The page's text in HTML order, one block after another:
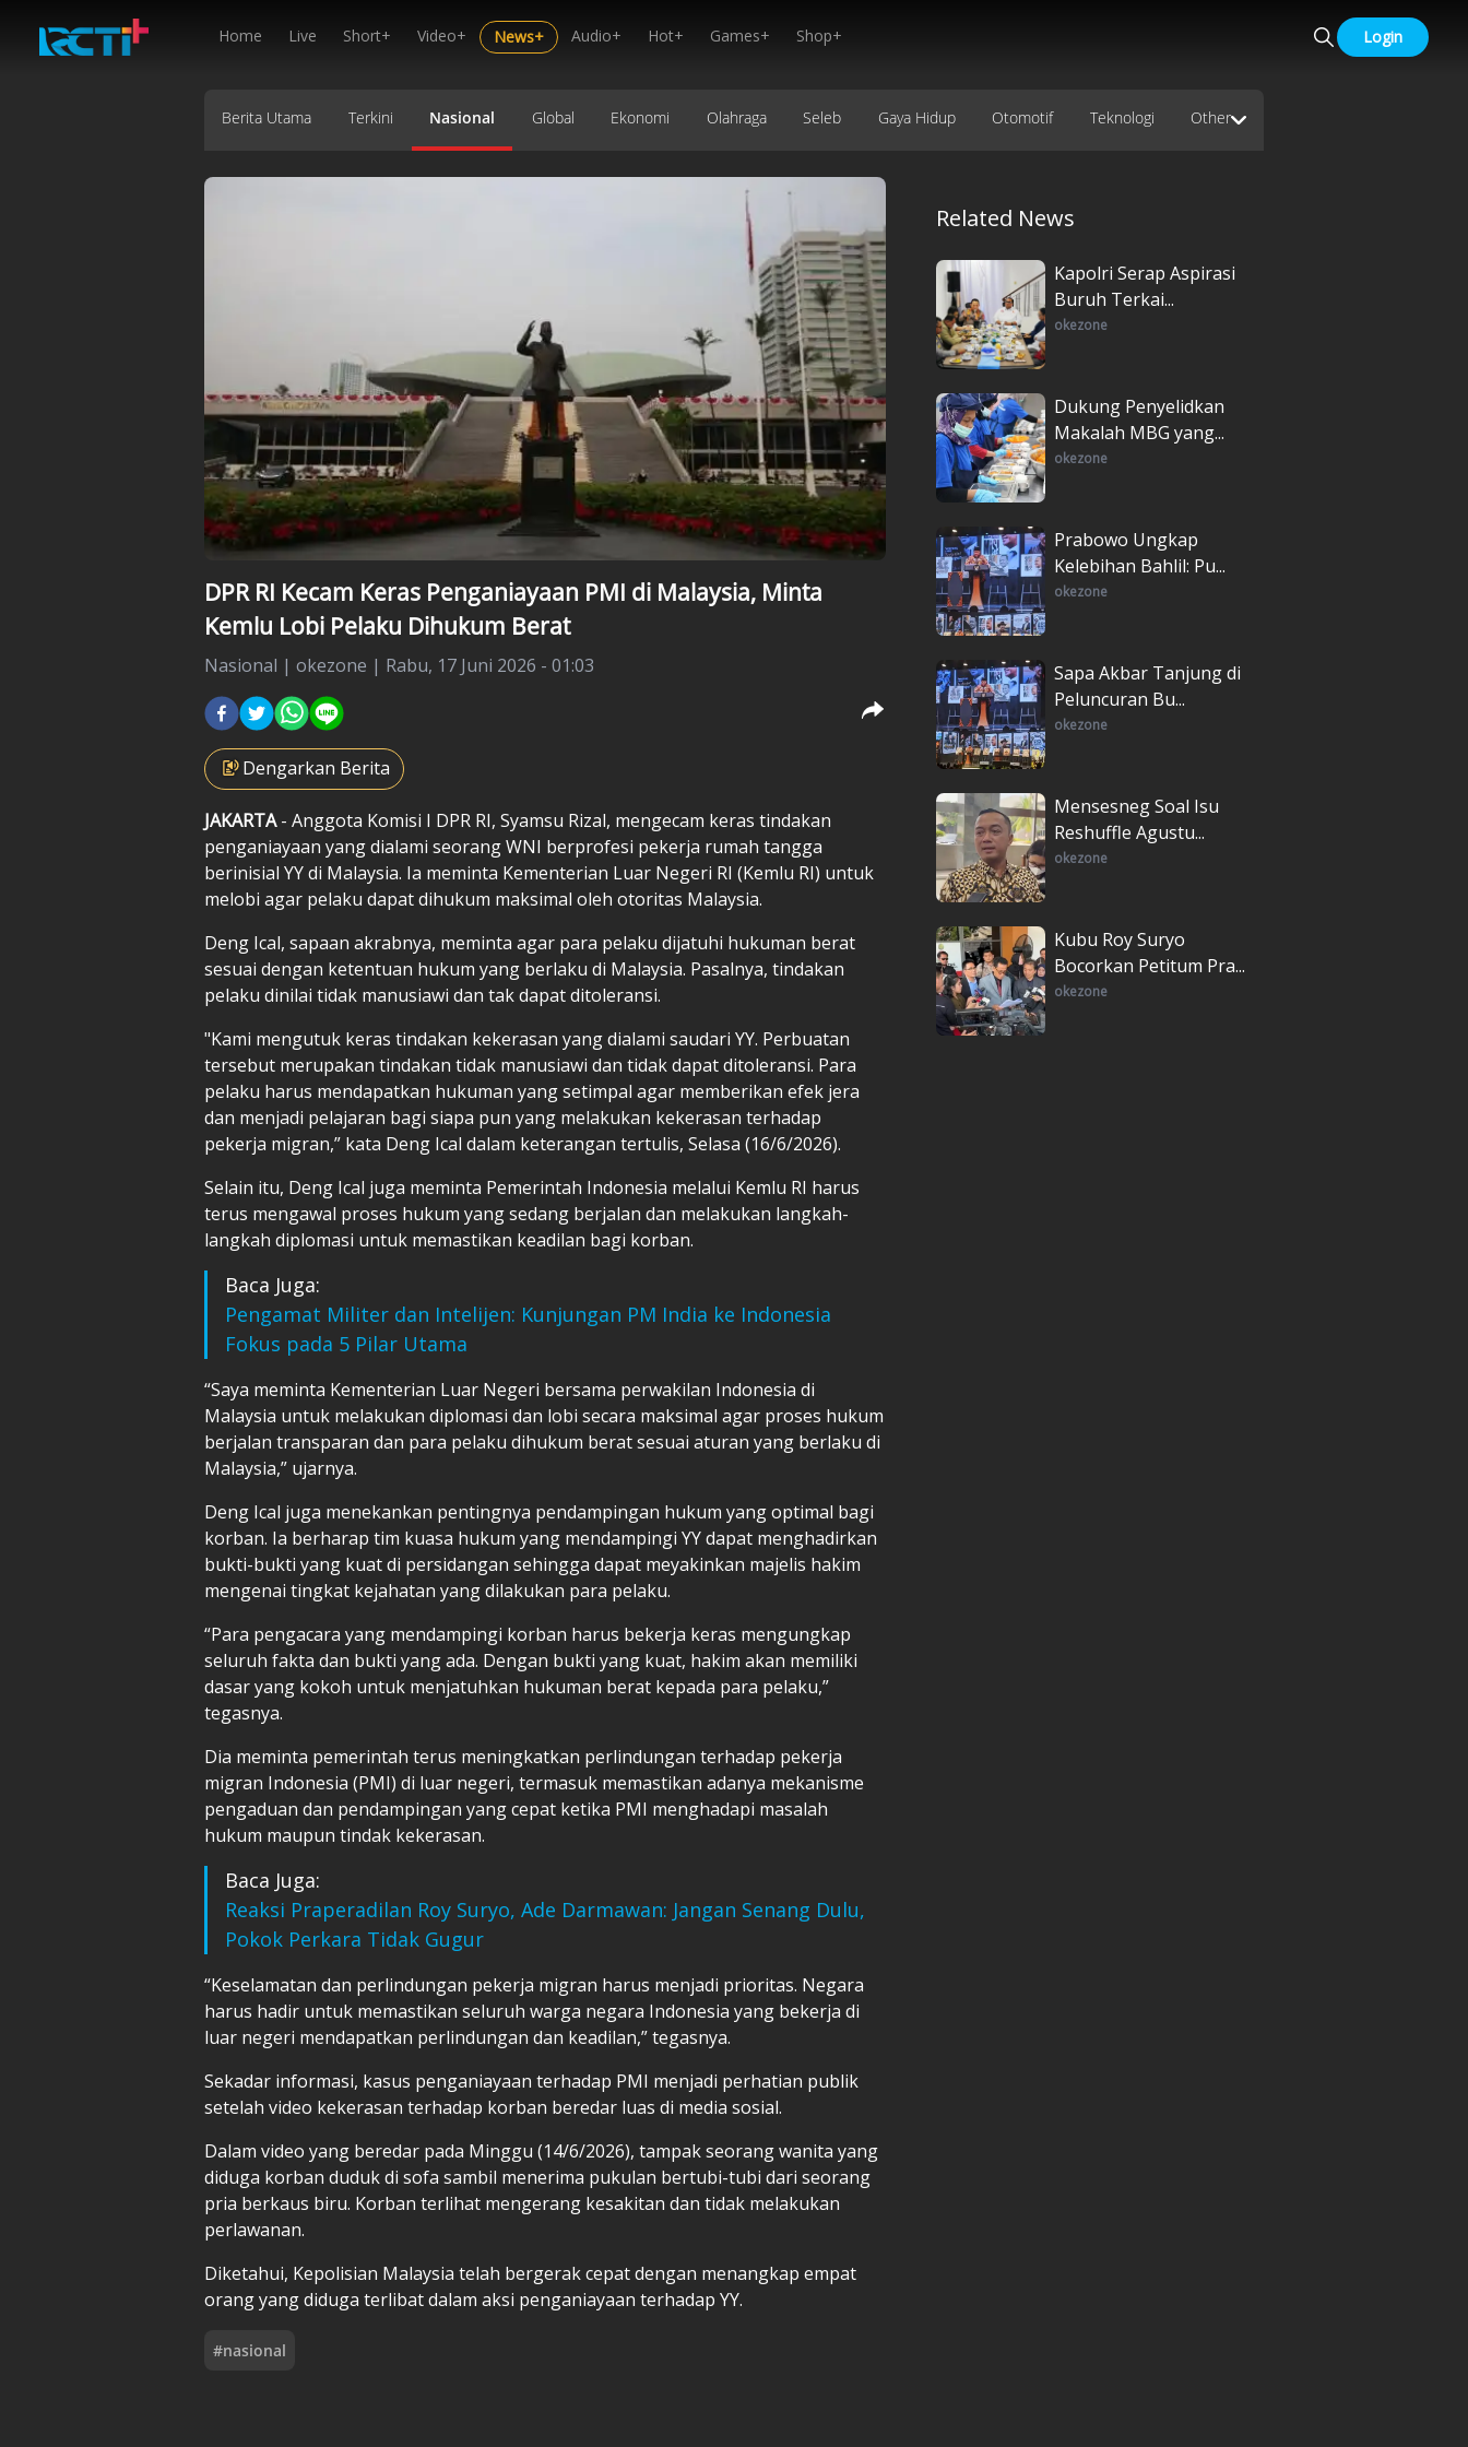
Home Live Short+ Video+ News+ Audio+ Hot+ Games+ Shop+ Login
Berita Utama Terkini Nasional Global Ekonomi Olahraga Seleb Gaya Hidup Otomotif Teknologi Other
DPR RI Kecam Keras Penganiayaan PMI di Malaysia, Minta
Kemlu Lobi Pelaku Dihukum Berat
Nasional | okezone | Rabu, 17 Juni 2026 - 01:03
Dengarkan Berita
JAKARTA- Anggota Komisi I DPR RI, Syamsu Rizal, mengecam keras tindakan
penganiayaan yang dialami seorang WNI berprofesi pekerja rumah tangga
berinisial YY di Malaysia. Ia meminta Kementerian Luar Negeri RI (Kemlu RI) untuk
melobi agar pelaku dapat dihukum maksimal oleh otoritas Malaysia.
Deng Ical, sapaan akrabnya, meminta agar para pelaku dijatuhi hukuman berat
sesuai dengan ketentuan hukum yang berlaku di Malaysia. Pasalnya, tindakan
pelaku dinilai tidak manusiawi dan tak dapat ditoleransi.
"Kami mengutuk keras tindakan kekerasan yang dialami saudari YY. Perbuatan
tersebut merupakan tindakan tidak manusiawi dan tidak dapat ditoleransi. Para
pelaku harus mendapatkan hukuman yang setimpal agar memberikan efek jera
dan menjadi pelajaran bagi siapa pun yang melakukan kekerasan terhadap
pekerja migran,” kata Deng Ical dalam keterangan tertulis, Selasa (16/6/2026).
Selain itu, Deng Ical juga meminta Pemerintah Indonesia melalui Kemlu RI harus
terus mengawal proses hukum yang sedang berjalan dan melakukan langkah-
langkah diplomasi untuk memastikan keadilan bagi korban.
Baca Juga:
Pengamat Militer dan Intelijen: Kunjungan PM India ke Indonesia
Fokus pada 5 Pilar Utama
“Saya meminta Kementerian Luar Negeri bersama perwakilan Indonesia di
Malaysia untuk melakukan diplomasi dan lobi secara maksimal agar proses hukum
berjalan transparan dan para pelaku dihukum berat sesuai aturan yang berlaku di
Malaysia,” ujarnya.
Deng Ical juga menekankan pentingnya pendampingan hukum yang optimal bagi
korban. Ia berharap tim kuasa hukum yang mendampingi YY dapat menghadirkan
bukti-bukti yang kuat di persidangan sehingga dapat meyakinkan majelis hakim
mengenai tingkat kejahatan yang dilakukan para pelaku.
“Para pengacara yang mendampingi korban harus bekerja keras mengungkap
seluruh fakta dan bukti yang ada. Dengan bukti yang kuat, hakim akan memiliki
dasar yang kokoh untuk menjatuhkan hukuman berat kepada para pelaku,”
tegasnya.
Dia meminta pemerintah terus meningkatkan perlindungan terhadap pekerja
migran Indonesia (PMI) di luar negeri, termasuk memastikan adanya mekanisme
pengaduan dan pendampingan yang cepat ketika PMI menghadapi masalah
hukum maupun tindak kekerasan.
Baca Juga:
Reaksi Praperadilan Roy Suryo, Ade Darmawan: Jangan Senang Dulu,
Pokok Perkara Tidak Gugur
“Keselamatan dan perlindungan pekerja migran harus menjadi prioritas. Negara
harus hadir untuk memastikan seluruh warga negara Indonesia yang bekerja di
luar negeri mendapatkan perlindungan dan keadilan,” tegasnya.
Sekadar informasi, kasus penganiayaan terhadap PMI menjadi perhatian publik
setelah video kekerasan terhadap korban beredar luas di media sosial.
Dalam video yang beredar pada Minggu (14/6/2026), tampak seorang wanita yang
diduga korban duduk di sofa sambil menerima pukulan bertubi-tubi dari seorang
pria berkaus biru. Korban terlihat mengerang kesakitan dan tidak melakukan
perlawanan.
Diketahui, Kepolisian Malaysia telah bergerak cepat dengan menangkap empat
orang yang diduga terlibat dalam aksi penganiayaan terhadap YY.
#nasional
Related News
Kapolri Serap Aspirasi
Buruh Terkai...
okezone
Dukung Penyelidkan
Makalah MBG yang...
okezone
Prabowo Ungkap
Kelebihan Bahlil: Pu...
okezone
Sapa Akbar Tanjung di
Peluncuran Bu...
okezone
Mensesneg Soal Isu
Reshuffle Agustu...
okezone
Kubu Roy Suryo
Bocorkan Petitum Pra...
okezone